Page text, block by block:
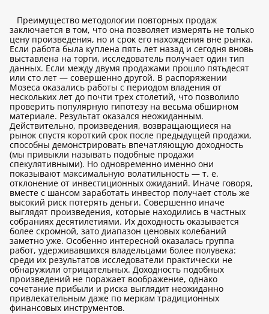
Преимущество методологии повторных продаж
заключается в том, что она позволяет измерять не только
цену произведения, но и срок его нахождения вне рынка.
Если работа была куплена пять лет назад и сегодня вновь
выставлена на торги, исследователь получает один тип
данных. Если между двумя продажами прошло пятьдесят
или сто лет — совершенно другой. В распоряжении
Мозеса оказались работы с периодом владения от
нескольких лет до почти трех столетий, что позволило
проверить популярную гипотезу на весьма обширном
материале. Результат оказался неожиданным.
Действительно, произведения, возвращающиеся на
рынок спустя короткий срок после предыдущей продажи,
способны демонстрировать впечатляющую доходность
(мы привыкли называть подобные продажи
спекулятивными). Но одновременно именно они
показывают максимальную волатильность — т. е.
отклонение от инвестиционных ожиданий. Иначе говоря,
вместе с шансом заработать инвестор получает столь же
высокий риск потерять деньги. Совершенно иначе
выглядят произведения, которые находились в частных
собраниях десятилетиями. Их доходность оказывается
более скромной, зато диапазон ценовых колебаний
заметно уже. Особенно интересной оказалась группа
работ, удерживавшихся владельцами более полувека:
среди их результатов исследователи практически не
обнаружили отрицательных. Доходность подобных
произведений не поражает воображение, однако
сочетание прибыли и риска выглядит неожиданно
привлекательным даже по меркам традиционных
финансовых инструментов.